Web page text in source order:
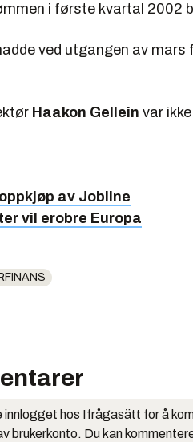
i første kvartal 2002
ved utgangen av
Haakon Gellein var
av Jobline
vil erobre Europa
innlogget hos Ifrågasätt for å
brukerkonto. Du kan